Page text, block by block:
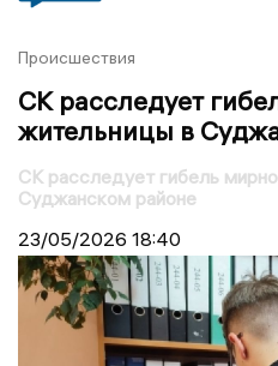
Происшествия
СК расследует
жительницы в
СК расследует гибель
Суджанском районе
23/05/2026 18:40